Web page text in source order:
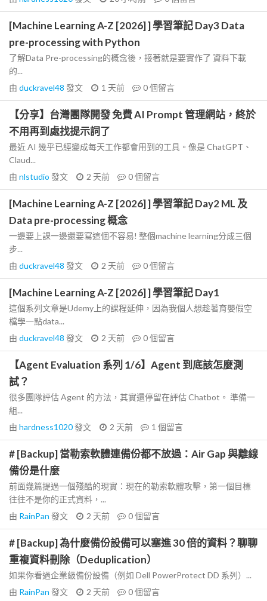
[Machine Learning A-Z [2026] ] 學習筆記 Day3 Data
pre-processing with Python
了解Data Pre-processing的概念後，接著就是要實作了 資料下載
的...
由 duckravel48 發文 1 天前 0個留言
【分享】台灣團隊開發 免費 AI Prompt 管理網站，終於
不用再到處找提示詞了
最近 AI 幾乎已經變成每天工作都會用到的工具。像是 ChatGPT、
Claud...
由 nlstudio 發文 2 天前 0個留言
[Machine Learning A-Z [2026] ] 學習筆記 Day2 ML 及
Data pre-processing 概念
一邊要上課一邊還要寫這個不容易! 整個machine learning分成三個
步...
由 duckravel48 發文 2 天前 0個留言
[Machine Learning A-Z [2026] ] 學習筆記 Day1
這個系列文章是Udemy上的課程延伸，因為我個人想趁著育嬰假空
檔學一點data...
由 duckravel48 發文 2 天前 0個留言
【Agent Evaluation 系列 1/6】Agent 到底該怎麼測
試？
很多團隊評估 Agent 的方法，其實還停留在評估 Chatbot。 準備一
組...
由 hardness1020發文 2 天前 1 個留言
# [Backup] 當勒索軟體連備份都不放過：Air Gap 與離線
備份是什麼
前面幾篇提過一個殘酷的現實：現在的勒索軟體攻擊，第一個目標
往往不是你的正式資料，...
由 RainPan 發文 2 天前 0個留言
# [Backup] 為什麼備份設備可以塞進 30 倍的資料？聊聊
重複資料刪除（Deduplication）
如果你看過企業級備份設備（例如 Dell PowerProtect DD 系列）...
由 RainPan 發文 2 天前 0個留言